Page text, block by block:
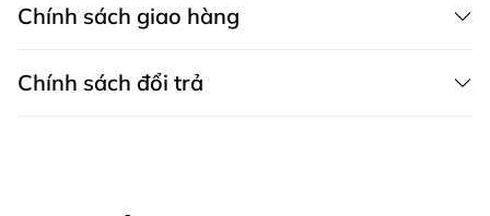
Chính sách giao hàng
CHÍNH SÁCH GIAO HÀNG MAY THÀNH VIỆT có dịch vụ giao hàng tận
Chính sách đổi trả
xảy ra do lỗi của nhà sản xuất.